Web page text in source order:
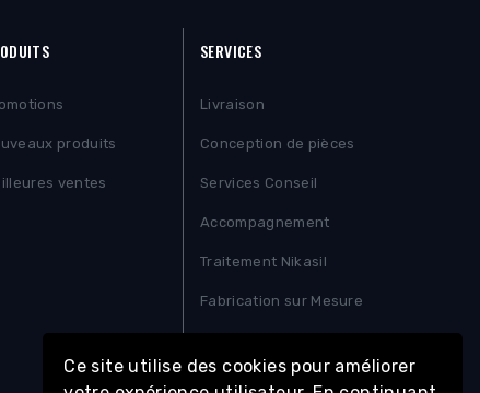
Ce site utilise des cookies pour améliorer
produits
ventes
SERVICES
Livraison
Conception de pièces
Services Conseil
Accompagnement
Traitement Nikasil
Fabrication sur Mesure